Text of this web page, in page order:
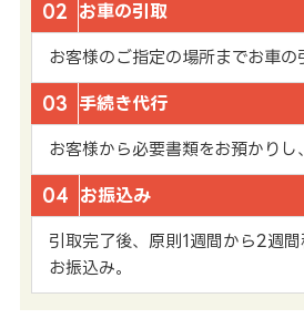
02 お車の引取
お客様のご指定の場所までお車の
03 手続き代行
お客様から必要書類をお預かりし
04 お振込み
引取完了後、原則1週間から2週
お振込み。